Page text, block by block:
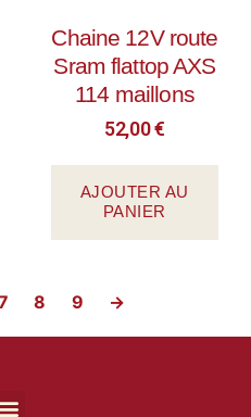
Chaine 12V route
Sram flattop AXS
114 maillons
52,00€
AJOUTER AU
PANIER
8 9 →